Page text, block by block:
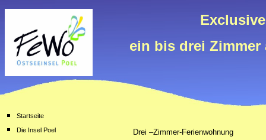
ein bis drei Zimmer
Startseite
Die Insel Poel
Drei –Zimmer-Ferienwohnung